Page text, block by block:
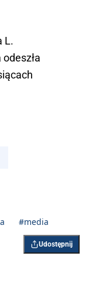
L.
#media
Udostępnij